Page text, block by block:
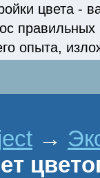
цвета -
правильных
опыта,
→